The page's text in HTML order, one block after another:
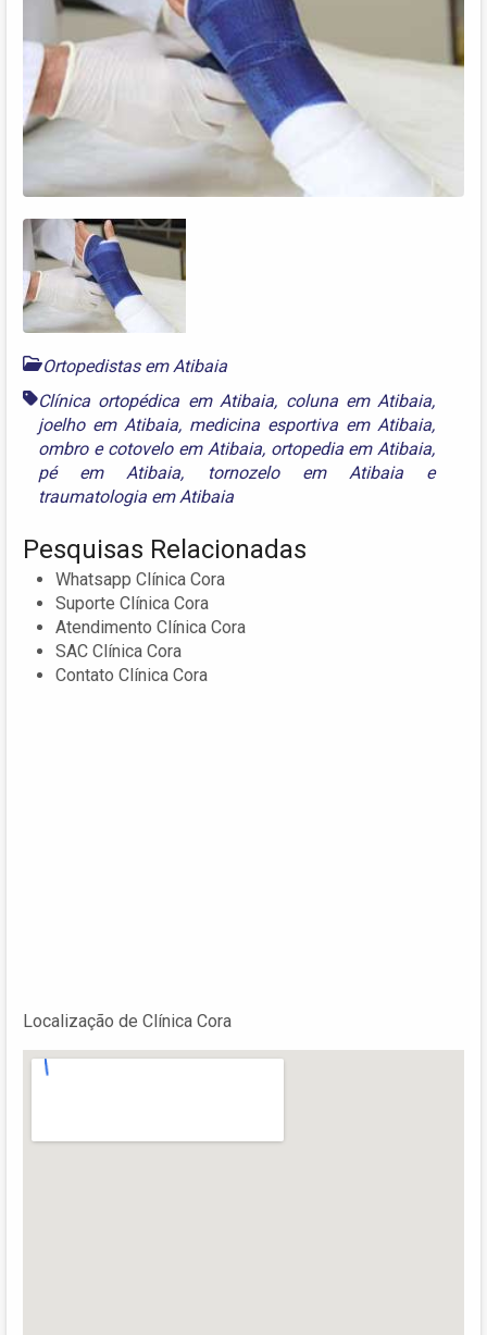
Ortopedistas em Atibaia
Clínica ortopédica em Atibaia, coluna em Atibaia,
joelho em Atibaia, medicina esportiva em Atibaia,
ombro e cotovelo em Atibaia, ortopedia em Atibaia,
pé em Atibaia, tornozelo em Atibaia e
traumatologia em Atibaia
Pesquisas Relacionadas
Whatsapp Clínica Cora
Suporte Clínica Cora
Atendimento Clínica Cora
SAC Clínica Cora
Contato Clínica Cora
Localização de Clínica Cora